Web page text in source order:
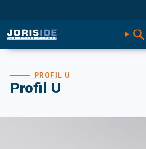
Profil U
PROFIL U